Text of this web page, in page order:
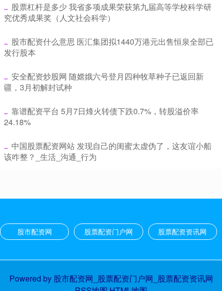
​股票杠杆是多少 我省多项成果荣获第九届高等学校科学研
究优秀成果奖（人文社会科学）
​股市配资什么意思 医汇集团拟1440万港元出售恒泉全部已
发行股本
​安全配资炒股网 随嫦娥六号登月四种牧草种子已返回新
疆，3月初解封试种
​靠谱配资平台 5月7日烽火转债下跌0.7%，转股溢价率
24.18%
​中国股票配资网站 发现自己的闺蜜太虚伪了，这友谊小船
该咋整？_生活_沟通_行为
股市配资网 股票配资门户网 股票配资资讯网
Powered by 股市配资网_股票配资门户网_股票配资资讯网